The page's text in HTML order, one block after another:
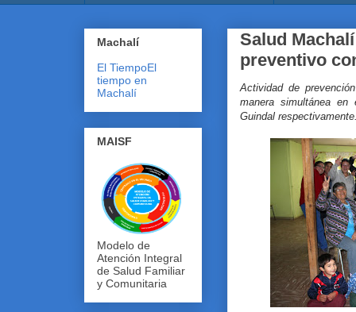
Salud
preventivo
Actividad de
manera simultánea
Guindal
Machalí
El TiempoEl
tiempo en
Machalí
MAISF
Modelo de
Atención Integral
de Salud Familiar
y Comunitaria